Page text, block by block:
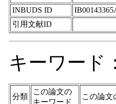
INBUDS ID
引用文献ID
キーワード：
分類
この論文の
キーワード
この論文